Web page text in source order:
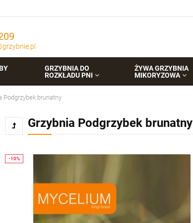
GRZYBNIA DO
ROZKŁADU PNI
ŻYWA GRZYBNIA
MIKORYZOWA
Podgrzybek brunatny
Grzybnia Podgrzybek brunatny